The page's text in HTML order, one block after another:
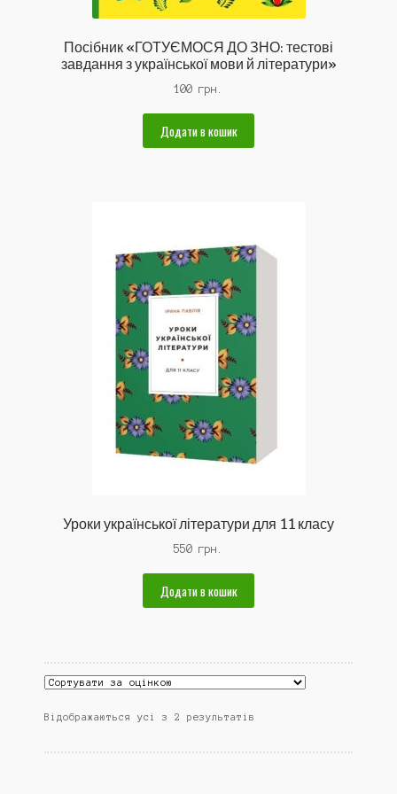
Посібник «ГОТУЄМОСЯ ДО ЗНО: тестові
завдання з української мови й літератури»
100 грн.
Додати в кошик
Уроки української літератури для 11 класу
550 грн.
Додати в кошик
Відображаються усі з 2 результатів
середньою